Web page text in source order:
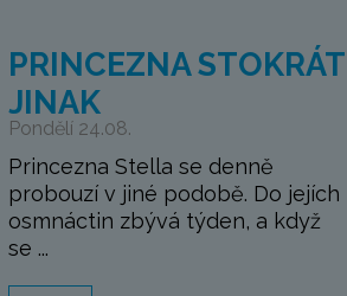
PRINCEZNA STOKRÁT
JINAK
Pondělí 24.08.
Princezna Stella se denně
probouzí v jiné podobě. Do jejích
osmnáctin zbývá týden, a když
se ...